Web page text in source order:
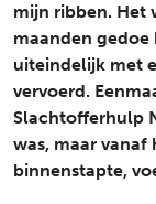
mijn ribben. Het
maanden gedoe
uiteindelijk met
vervoerd.
Slachtofferhulp
was, maar
binnenstapte,